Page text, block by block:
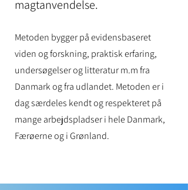
magtanvendelse.
Metoden bygger på evidensbaseret
viden og forskning, praktisk erfaring,
undersøgelser og litteratur m.m fra
Danmark og fra udlandet. Metoden er i
dag særdeles kendt og respekteret på
mange arbejdspladser i hele Danmark,
Færøerne og i Grønland.